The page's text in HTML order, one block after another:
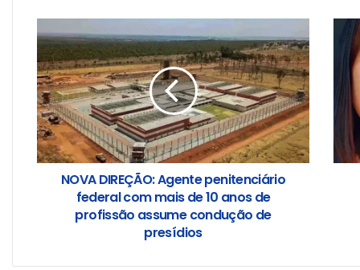
NOVA DIREÇÃO: Agente penitenciário
federal com mais de 10 anos de
profissão assume condução de
presídios